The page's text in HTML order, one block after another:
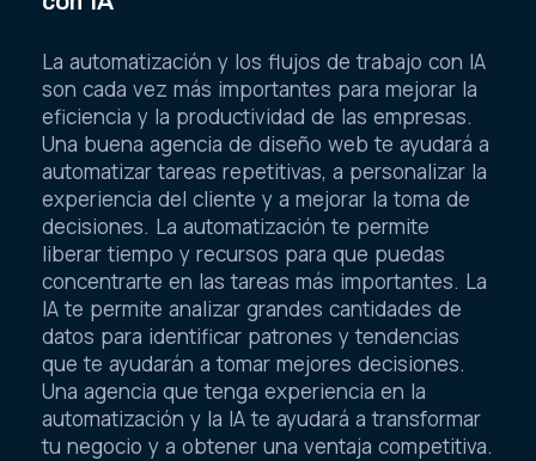
La automatización y los flujos de trabajo con IA
son cada vez más importantes para mejorar la
eficiencia y la productividad de las empresas.
Una buena agencia de diseño web te ayudará a
automatizar tareas repetitivas, a personalizar la
experiencia del cliente y a mejorar la toma de
decisiones. La automatización te permite
liberar tiempo y recursos para que puedas
concentrarte en las tareas más importantes. La
IA te permite analizar grandes cantidades de
datos para identificar patrones y tendencias
que te ayudarán a tomar mejores decisiones.
Una agencia que tenga experiencia en la
automatización y la IA te ayudará a transformar
tu negocio y a obtener una ventaja competitiva.